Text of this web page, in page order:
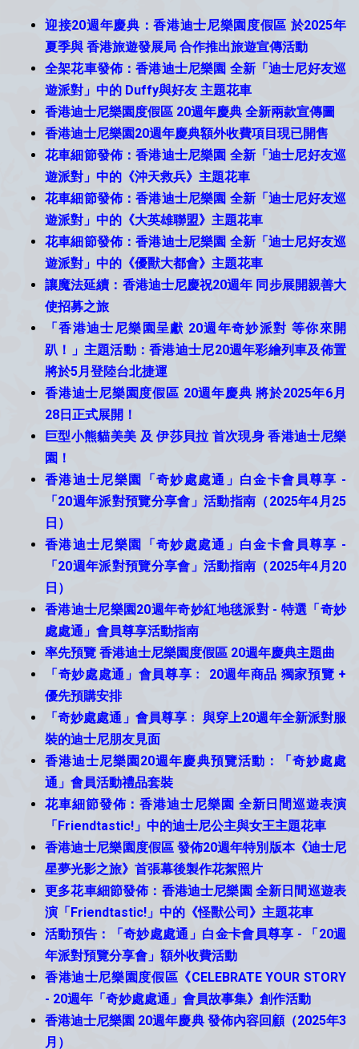
迎接20週年慶典：香港迪士尼樂園度假區 於2025年
夏季與 香港旅遊發展局 合作推出旅遊宣傳活動
全架花車發佈：香港迪士尼樂園 全新「迪士尼好友巡
遊派對」中的 Duffy與好友 主題花車
香港迪士尼樂園度假區 20週年慶典 全新兩款宣傳圖
香港迪士尼樂園20週年慶典額外收費項目現已開售
花車細節發佈：香港迪士尼樂園 全新「迪士尼好友巡
遊派對」中的《沖天救兵》主題花車
花車細節發佈：香港迪士尼樂園 全新「迪士尼好友巡
遊派對」中的《大英雄聯盟》主題花車
花車細節發佈：香港迪士尼樂園 全新「迪士尼好友巡
遊派對」中的《優獸大都會》主題花車
讓魔法延續：香港迪士尼慶祝20週年 同步展開親善大
使招募之旅
「香港迪士尼樂園呈獻 20週年奇妙派對 等你來開
趴！」主題活動：香港迪士尼20週年彩繪列車及佈置
將於5月登陸台北捷運
香港迪士尼樂園度假區 20週年慶典 將於2025年6月
28日正式展開！
巨型小熊貓美美 及 伊莎貝拉 首次現身 香港迪士尼樂
園！
香港迪士尼樂園「奇妙處處通」白金卡會員尊享 -
「20週年派對預覽分享會」活動指南（2025年4月25
日）
香港迪士尼樂園「奇妙處處通」白金卡會員尊享 -
「20週年派對預覽分享會」活動指南（2025年4月20
日）
香港迪士尼樂園20週年奇妙紅地毯派對 - 特選「奇妙
處處通」會員尊享活動指南
率先預覽 香港迪士尼樂園度假區 20週年慶典主題曲
「奇妙處處通」會員尊享﹕ 20週年商品 獨家預覽 +
優先預購安排
「奇妙處處通」會員尊享﹕ 與穿上20週年全新派對服
裝的迪士尼朋友見面
香港迪士尼樂園20週年慶典預覽活動：「奇妙處處
通」會員活動禮品套裝
花車細節發佈：香港迪士尼樂園 全新日間巡遊表演
「Friendtastic!」中的迪士尼公主與女王主題花車
香港迪士尼樂園度假區 發佈20週年特別版本《迪士尼
星夢光影之旅》首張幕後製作花絮照片
更多花車細節發佈：香港迪士尼樂園 全新日間巡遊表
演「Friendtastic!」中的《怪獸公司》主題花車
活動預告：「奇妙處處通」白金卡會員尊享 - 「20週
年派對預覽分享會」額外收費活動
香港迪士尼樂園度假區《CELEBRATE YOUR STORY
- 20週年「奇妙處處通」會員故事集》創作活動
香港迪士尼樂園 20週年慶典 發佈內容回顧（2025年3
月）